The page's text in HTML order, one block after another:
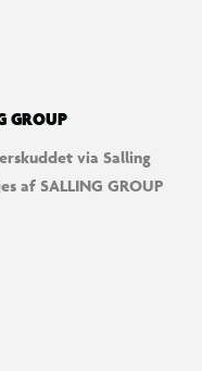
GROUP
via Salling
af SALLING GROUP